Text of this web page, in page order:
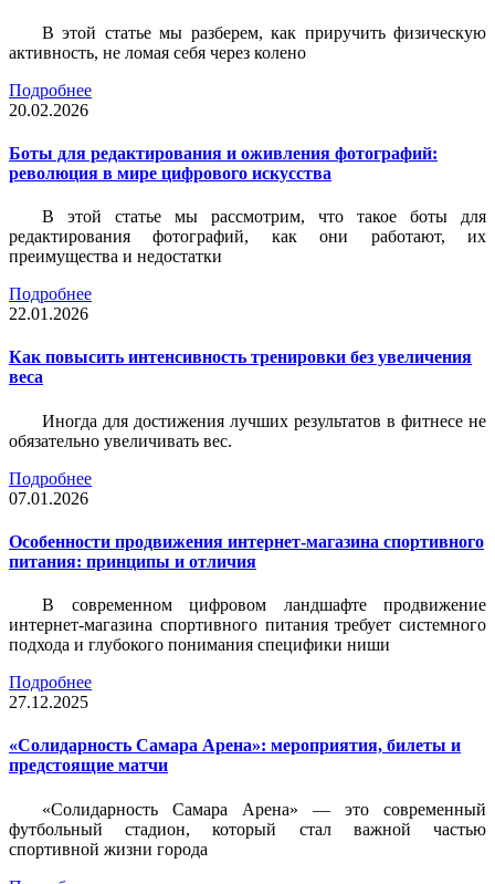
В этой статье мы разберем, как приручить физическую
активность, не ломая себя через колено
Подробнее
20.02.2026
Боты для редактирования и оживления фотографий:
революция в мире цифрового искусства
В этой статье мы рассмотрим, что такое боты для
редактирования фотографий, как они работают, их
преимущества и недостатки
Подробнее
22.01.2026
Как повысить интенсивность тренировки без увеличения
веса
Иногда для достижения лучших результатов в фитнесе не
обязательно увеличивать вес.
Подробнее
07.01.2026
Особенности продвижения интернет-магазина спортивного
питания: принципы и отличия
В современном цифровом ландшафте продвижение
интернет-магазина спортивного питания требует системного
подхода и глубокого понимания специфики ниши
Подробнее
27.12.2025
«Солидарность Самара Арена»: мероприятия, билеты и
предстоящие матчи
«Солидарность Самара Арена» — это современный
футбольный стадион, который стал важной частью
спортивной жизни города